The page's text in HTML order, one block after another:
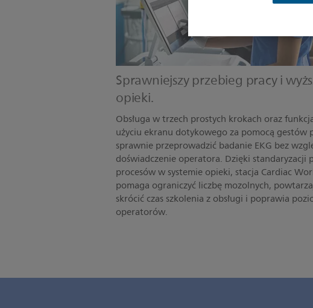
Sprawniejszy przebieg pracy i
opieki.
Obsługa w trzech prostych krokach oraz
użyciu ekranu dotykowego za pomocą gestów
sprawnie przeprowadzić badanie EKG bez
doświadczenie operatora. Dzięki standaryzacji
procesów w systemie opieki, stacja Cardiac
pomaga ograniczyć liczbę mozolnych,
skrócić czas szkolenia z obsługi i poprawia
operatorów.